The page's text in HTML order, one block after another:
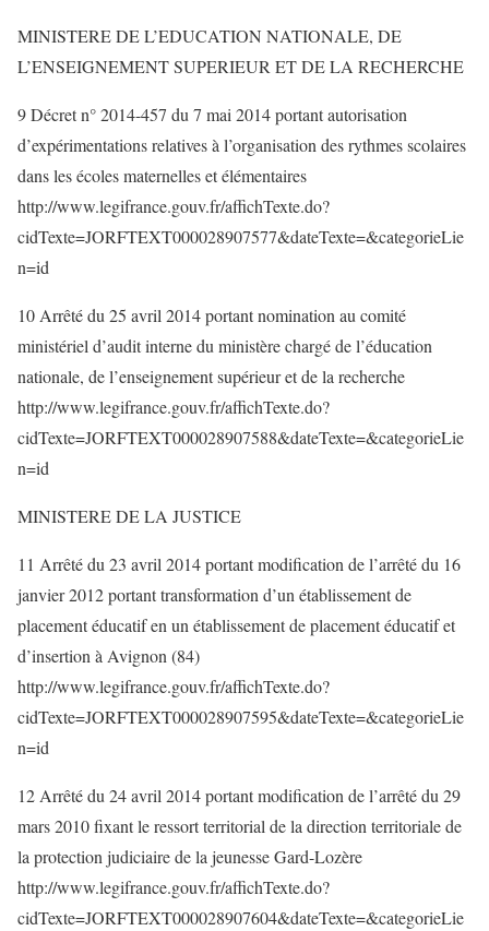
MINISTERE DE L’EDUCATION NATIONALE, DE
L’ENSEIGNEMENT SUPERIEUR ET DE LA RECHERCHE
9 Décret n° 2014-457 du 7 mai 2014 portant autorisation
d’expérimentations relatives à l’organisation des rythmes scolaires
dans les écoles maternelles et élémentaires
http://www.legifrance.gouv.fr/affichTexte.do?
cidTexte=JORFTEXT000028907577&dateTexte=&categorieLie
n=id
10 Arrêté du 25 avril 2014 portant nomination au comité
ministériel d’audit interne du ministère chargé de l’éducation
nationale, de l’enseignement supérieur et de la recherche
http://www.legifrance.gouv.fr/affichTexte.do?
cidTexte=JORFTEXT000028907588&dateTexte=&categorieLie
n=id
MINISTERE DE LA JUSTICE
11 Arrêté du 23 avril 2014 portant modification de l’arrêté du 16
janvier 2012 portant transformation d’un établissement de
placement éducatif en un établissement de placement éducatif et
d’insertion à Avignon (84)
http://www.legifrance.gouv.fr/affichTexte.do?
cidTexte=JORFTEXT000028907595&dateTexte=&categorieLie
n=id
12 Arrêté du 24 avril 2014 portant modification de l’arrêté du 29
mars 2010 fixant le ressort territorial de la direction territoriale de
la protection judiciaire de la jeunesse Gard-Lozère
http://www.legifrance.gouv.fr/affichTexte.do?
cidTexte=JORFTEXT000028907604&dateTexte=&categorieLie